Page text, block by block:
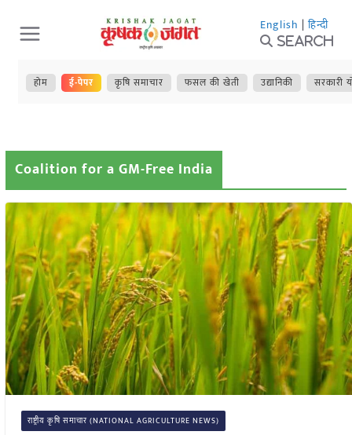
Skip
to
content
English | हिन्दी
Search
होम ई-पेपर कृषि समाचार फसल की खेती उद्यानिकी सरकारी
Coalition for a GM-Free India
राष्ट्रीय कृषि समाचार (NATIONAL AGRICULTURE NEWS)